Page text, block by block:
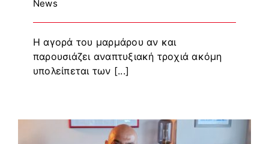
News
Η αγορά του μαρμάρου αν και
παρουσιάζει αναπτυξιακή τροχιά ακόμη
υπολείπεται των [...]